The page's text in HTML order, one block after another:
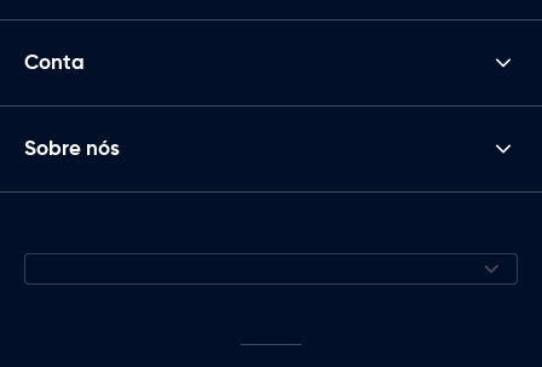
Conta
Sobre nós